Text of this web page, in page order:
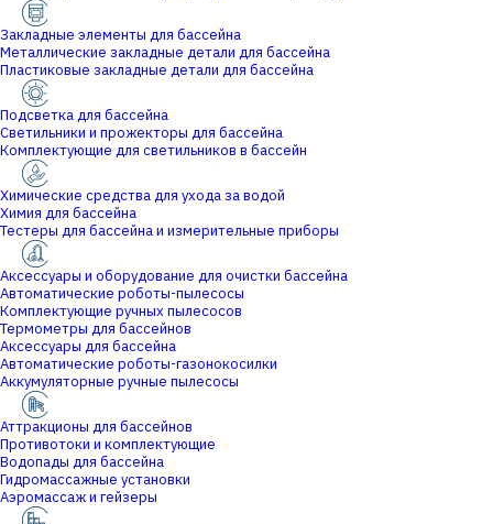
Закладные элементы для бассейна
Металлические закладные детали для бассейна
Пластиковые закладные детали для бассейна
Подсветка для бассейна
Светильники и прожекторы для бассейна
Комплектующие для светильников в бассейн
Химические средства для ухода за водой
Химия для бассейна
Тестеры для бассейна и измерительные приборы
Аксессуары и оборудование для очистки бассейна
Автоматические роботы-пылесосы
Комплектующие ручных пылесосов
Термометры для бассейнов
Аксессуары для бассейна
Автоматические роботы-газонокосилки
Аккумуляторные ручные пылесосы
Аттракционы для бассейнов
Противотоки и комплектующие
Водопады для бассейна
Гидромассажные установки
Аэромассаж и гейзеры